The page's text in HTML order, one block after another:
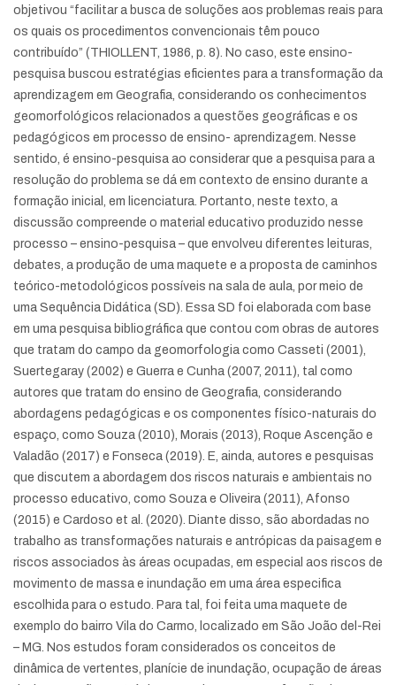
objetivou “facilitar a busca de soluções aos problemas reais para
os quais os procedimentos convencionais têm pouco
contribuído” (THIOLLENT, 1986, p. 8). No caso, este ensino-
pesquisa buscou estratégias eficientes para a transformação da
aprendizagem em Geografia, considerando os conhecimentos
geomorfológicos relacionados a questões geográficas e os
pedagógicos em processo de ensino- aprendizagem. Nesse
sentido, é ensino-pesquisa ao considerar que a pesquisa para a
resolução do problema se dá em contexto de ensino durante a
formação inicial, em licenciatura. Portanto, neste texto, a
discussão compreende o material educativo produzido nesse
processo – ensino-pesquisa – que envolveu diferentes leituras,
debates, a produção de uma maquete e a proposta de caminhos
teórico-metodológicos possíveis na sala de aula, por meio de
uma Sequência Didática (SD). Essa SD foi elaborada com base
em uma pesquisa bibliográfica que contou com obras de autores
que tratam do campo da geomorfologia como Casseti (2001),
Suertegaray (2002) e Guerra e Cunha (2007, 2011), tal como
autores que tratam do ensino de Geografia, considerando
abordagens pedagógicas e os componentes físico-naturais do
espaço, como Souza (2010), Morais (2013), Roque Ascenção e
Valadão (2017) e Fonseca (2019). E, ainda, autores e pesquisas
que discutem a abordagem dos riscos naturais e ambientais no
processo educativo, como Souza e Oliveira (2011), Afonso
(2015) e Cardoso et al. (2020). Diante disso, são abordadas no
trabalho as transformações naturais e antrópicas da paisagem e
riscos associados às áreas ocupadas, em especial aos riscos de
movimento de massa e inundação em uma área especifica
escolhida para o estudo. Para tal, foi feita uma maquete de
exemplo do bairro Vila do Carmo, localizado em São João del-Rei
– MG. Nos estudos foram considerados os conceitos de
dinâmica de vertentes, planície de inundação, ocupação de áreas